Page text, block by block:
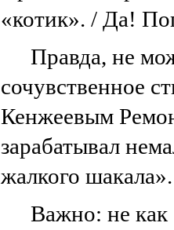
«котик». / Да!
Правда, не
сочувственное
Кенжеевым
зарабатывал
жалкого шакала».
Важно: не как